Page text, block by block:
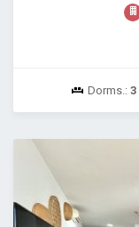
Dorms.: 3